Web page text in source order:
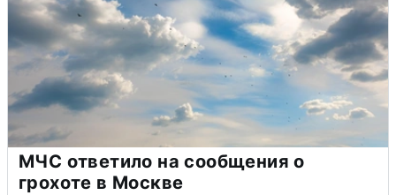
МЧС ответило на сообщения о
грохоте в Москве